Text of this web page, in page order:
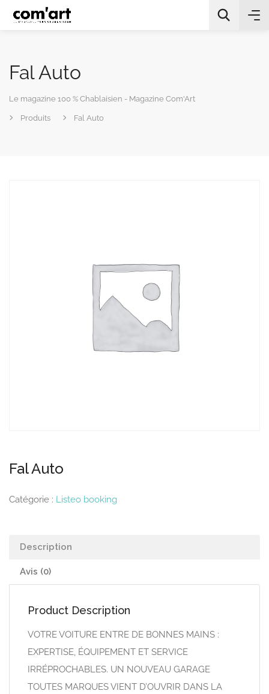
Fal Auto
Le magazine 100 % Chablaisien - Magazine Com'Art
Produits Fal Auto
Fal Auto
Catégorie : Listeo booking
Description
Avis (0)
Product Description
VOTRE VOITURE ENTRE DE BONNES MAINS :
EXPERTISE, ÉQUIPEMENT ET SERVICE
IRRÉPROCHABLES. UN NOUVEAU GARAGE
TOUTES MARQUES VIENT D’OUVRIR DANS LA